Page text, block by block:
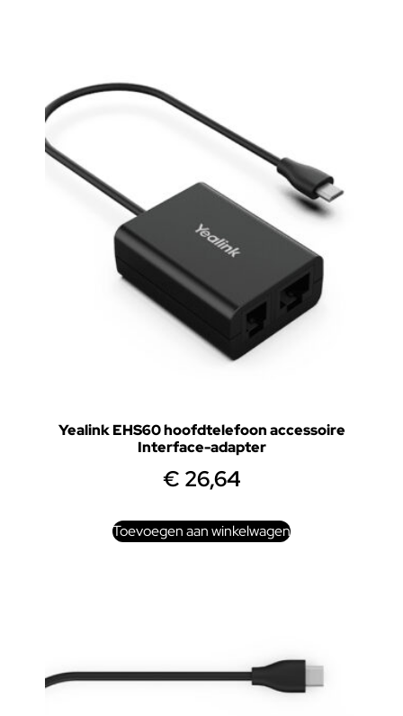
Yealink EHS60 hoofdtelefoon accessoire
Interface-adapter
€ 26,64
Toevoegen aan winkelwagen